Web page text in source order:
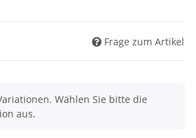
Frage zum Artikel
Wählen Sie bitte die
aus.